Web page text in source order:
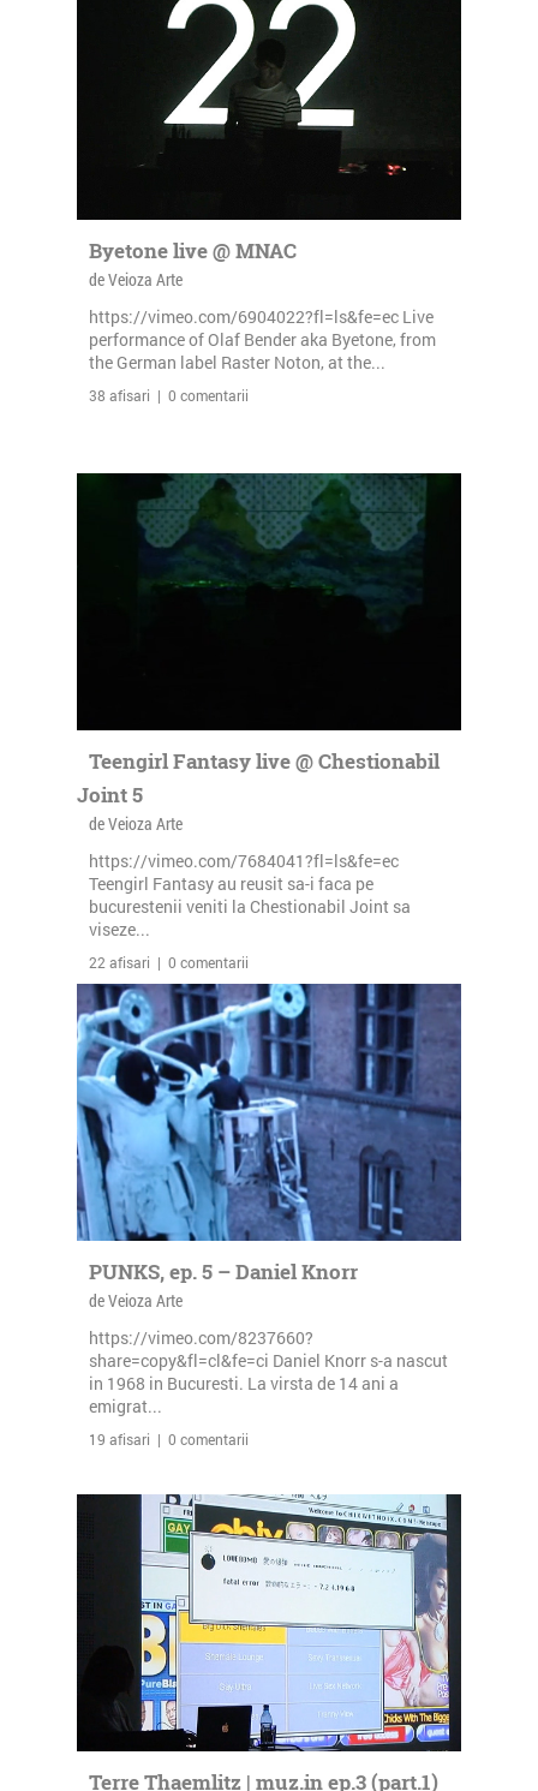
Byetone live @ MNAC
de Veioza Arte
https://vimeo.com/6904022?fl=ls&fe=ec Live
performance of Olaf Bender aka Byetone, from
the German label Raster Noton, at the...
38 afisari | 0 comentarii
Teengirl Fantasy live @ Chestionabil
Joint 5
de Veioza Arte
https://vimeo.com/7684041?fl=ls&fe=ec
Teengirl Fantasy au reusit sa-i faca pe
bucurestenii veniti la Chestionabil Joint sa
viseze...
22 afisari | 0 comentarii
PUNKS, ep. 5 – Daniel Knorr
de Veioza Arte
https://vimeo.com/8237660?
share=copy&fl=cl&fe=ci Daniel Knorr s-a nascut
in 1968 in Bucuresti. La virsta de 14 ani a
emigrat...
19 afisari | 0 comentarii
Terre Thaemlitz | muz.in ep.3 (part.1)